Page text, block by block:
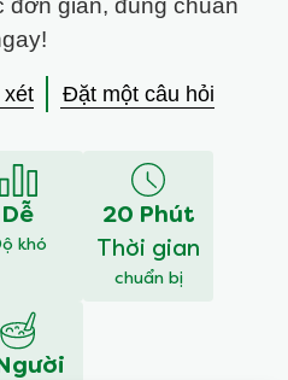
đơn giản, đúng chuẩn
xét Đặt một câu hỏi
Dễ
khó
20 Phút
Thời gian
chuẩn bị